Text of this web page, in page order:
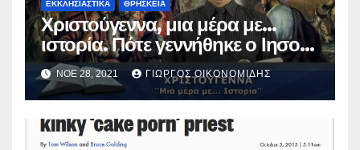
ΕΚΚΛΗΣΙΑΣΤΙΚΑ ΘΡΗΣΚΕΙΑ
Χριστούγεννα, μια μέρα με…
ιστορία. Πότε γεννήθηκε ο Ιησούς
Χριστός; (Βίντεο).
ΝΟΈ 28, 2021 ΓΙΏΡΓΟΣ ΟΙΚΟΝΟΜΊΔΗΣ